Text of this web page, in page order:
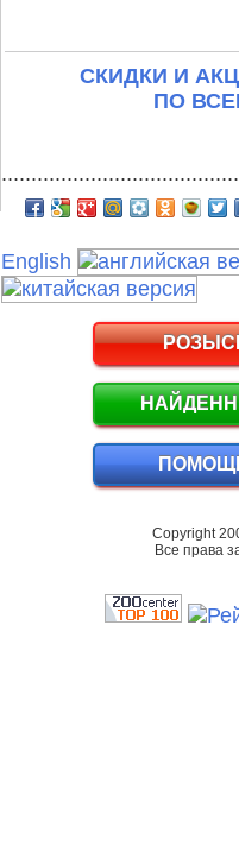
СКИДКИ И
ПО
English
Copyright
Все права